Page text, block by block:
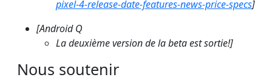
pixel-4-release-date-features-news-price-specs]
[Android Q
La deuxième version de la beta est sortie!]
Nous soutenir